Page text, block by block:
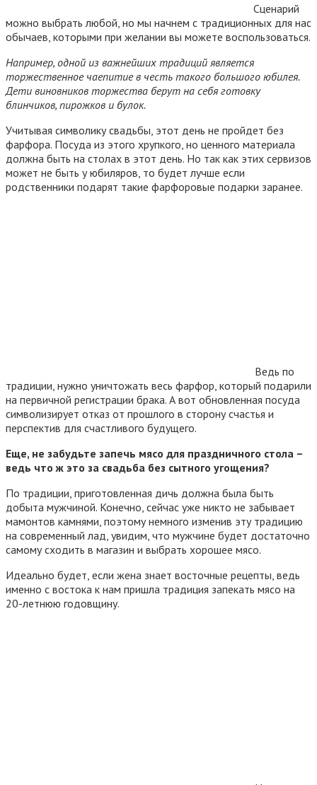
Сценарий
можно выбрать любой, но мы начнем с традиционных для нас
обычаев, которыми при желании вы можете воспользоваться.
Например, одной из важнейших традиций является
торжественное чаепитие в честь такого большого юбилея.
Дети виновников торжества берут на себя готовку
блинчиков, пирожков и булок.
Учитывая символику свадьбы, этот день не пройдет без
фарфора. Посуда из этого хрупкого, но ценного материала
должна быть на столах в этот день. Но так как этих сервизов
может не быть у юбиляров, то будет лучше если
родственники подарят такие фарфоровые подарки заранее.
Ведь по
традиции, нужно уничтожать весь фарфор, который подарили
на первичной регистрации брака. А вот обновленная посуда
символизирует отказ от прошлого в сторону счастья и
перспектив для счастливого будущего.
Еще, не забудьте запечь мясо для праздничного стола –
ведь что ж это за свадьба без сытного угощения?
По традиции, приготовленная дичь должна была быть
добыта мужчиной. Конечно, сейчас уже никто не забывает
мамонтов камнями, поэтому немного изменив эту традицию
на современный лад, увидим, что мужчине будет достаточно
самому сходить в магазин и выбрать хорошее мясо.
Идеально будет, если жена знает восточные рецепты, ведь
именно с востока к нам пришла традиция запекать мясо на
20-летнюю годовщину.